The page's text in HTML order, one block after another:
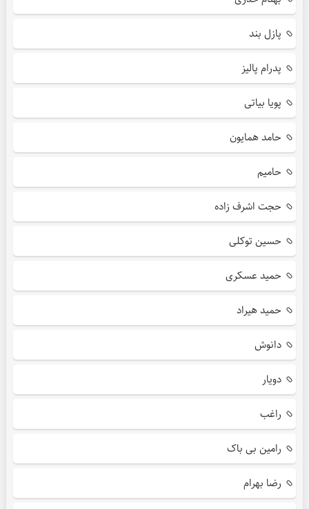
پازل بند
پدرام پالیز
پویا بیاتی
حامد همایون
حامیم
حجت اشرف زاده
حسین توکلی
حمید عسکری
حمید هیراد
دانوش
دویار
راغب
رامین بی باک
رضا بهرام